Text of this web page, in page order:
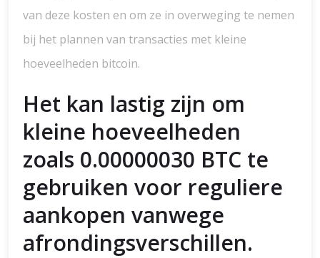
van deze kosten en om ze in overweging te nemen
bij het plannen van transacties met kleine
hoeveelheden bitcoin.
Het kan lastig zijn om
kleine hoeveelheden
zoals 0.00000030 BTC te
gebruiken voor reguliere
aankopen vanwege
afrondingsverschillen.